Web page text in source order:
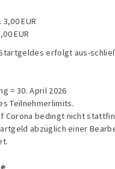
EUR
EUR
erfolgt aus-
= 30. April 2026
Teilnehmerlimits.
Corona bedingt nicht
abzüglich einer